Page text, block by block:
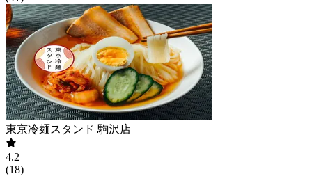
東京冷麺スタンド 駒沢店
4.2
(18)